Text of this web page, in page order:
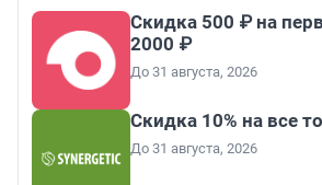
Скидка 500 ₽ на
2000 ₽
До 31 августа, 2026
Скидка 10% на все
До 31 августа, 2026